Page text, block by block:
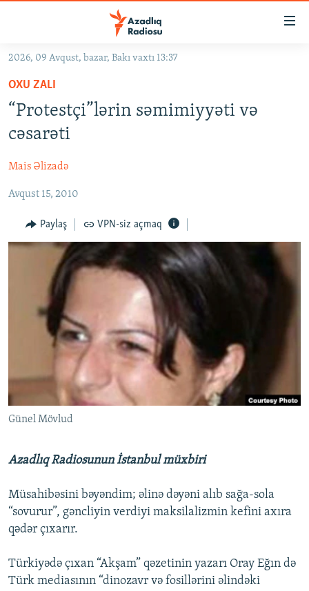
Əsas
qayıt
Əsas
qayıt
Axtarışa
#İZAHLA
KORRUPSIOMETR
FƏRQƏ BAX
QANUNI DOĞRU
ARAŞDIRMA
MULTIMEDIA
FOTOQALEREYA
İNFOQRAFIKA
KARIKATURA
RADIO ARXIV
AZƏRBAYCAN ƏDƏBIYYATI KITABXANASI
İSLAM VƏ DEMOKRATIYA
İZ - MƏDƏNIYYƏT PROQRAMI
HAQQIMIZDA
MISSIYAMIZ
PEŞƏ ETIKASI VƏ JURNALISTIKA STANDARTLARIMIZ
MATERIALLARIMIZDAN ISTIFADƏ
AZADLIQRADIOSU MOBIL TELEFONUNUZDA
BIZIMLƏ ƏLAQƏ
BIZI IZLƏ
RFE/RL-in bütün saytları
2026, 09 Avqust, bazar, Bakı vaxtı 13:37
OXU ZALI
“Protestçi”lərin səmimiyyəti və
cəsarəti
Mais Əlizadə
Avqust 15, 2010
Paylaş VPN-siz açmaq
Günel Mövlud
Azadlıq Radiosunun İstanbul müxbiri
Müsahibəsini bəyəndim; əlinə dəyəni alıb sağa-sola
“sovurur”, gəncliyin verdiyi maksilalizmin kefini axıra
qədər çıxarır.
Türkiyədə çıxan “Akşam” qəzetinin yazarı Oray Eğın də
Türk mediasının “dinozavr və fosillərini əlindəki